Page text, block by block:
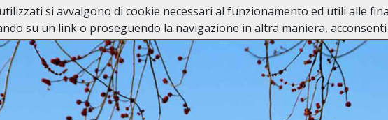
Home Lutti Personaggi Pubblici In
si avvalgono di cookie necessari al funzionamento ed utili alle
su un link o proseguendo la navigazione in altra maniera,